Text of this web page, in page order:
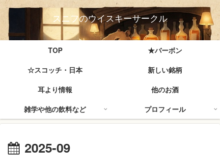
スニフのウイスキーサークル
TOP
★バーボン
☆スコッチ・日本
新しい銘柄
耳より情報
他のお酒
雑学や他の飲料など
プロフィール
2025-09